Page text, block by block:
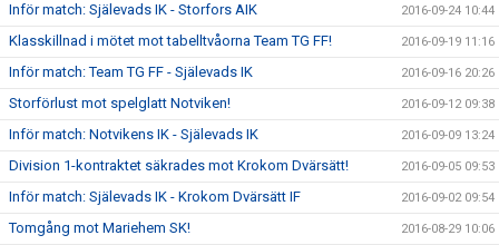
Inför match: Själevads IK - Storfors AIK 2016-09-24 10:44
Klasskillnad i mötet mot tabelltvåorna Team TG FF! 2016-09-19 11:16
Inför match: Team TG FF - Själevads IK 2016-09-16 20:26
Storförlust mot spelglatt Notviken! 2016-09-12 09:38
Inför match: Notvikens IK - Själevads IK 2016-09-09 13:24
Division 1-kontraktet säkrades mot Krokom Dvärsätt! 2016-09-05 09:53
Inför match: Själevads IK - Krokom Dvärsätt IF 2016-09-02 09:54
Tomgång mot Mariehem SK! 2016-08-29 10:06